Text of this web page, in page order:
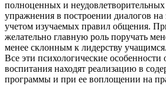
полноценных и
упражнения в построении диалогов на
учетом изучаемых правил общения.
желательно главную роль поручать
менее склонным к лидерству учащимся.
Все эти психологические особенности
воспитания находят реализацию в
программы и при ее воплощении на